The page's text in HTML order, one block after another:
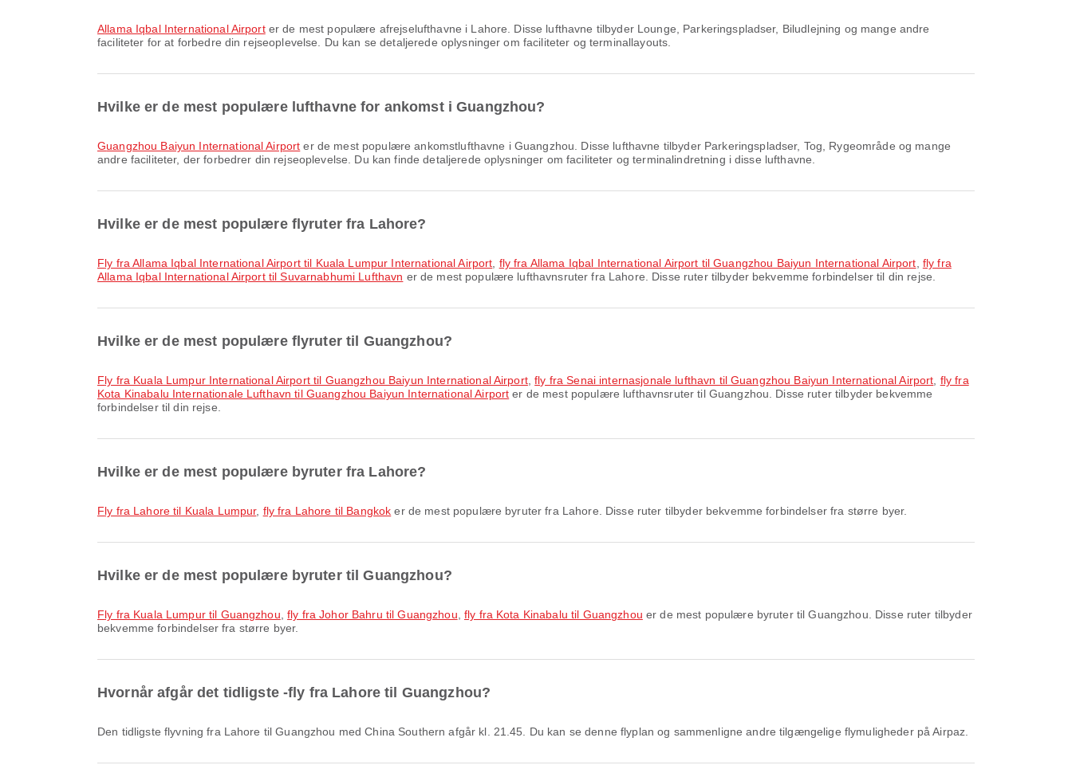
Allama Iqbal International Airporter de mest populære afrejselufthavne i Lahore. Disse lufthavne tilbyder Lounge, Parkeringspladser, Biludlejning og mange andre
faciliteter for at forbedre din rejseoplevelse. Du kan se detaljerede oplysninger om faciliteter og terminallayouts.
Hvilke er de mest populære lufthavne for ankomst i Guangzhou?
Guangzhou Baiyun International Airport er de mest populære ankomstlufthavne i Guangzhou. Disse lufthavne tilbyder Parkeringspladser, Tog, Rygeområde og mange
andre faciliteter, der forbedrer din rejseoplevelse. Du kan finde detaljerede oplysninger om faciliteter og terminalindretning i disse lufthavne.
Hvilke er de mest populære flyruter fra Lahore?
fly fra Allama Iqbal International Airport til Kuala Lumpur International Airport fly fra Allama Iqbal International Airport til Guangzhou Baiyun International Airport fly fra
Allama Iqbal International Airport til Suvarnabhumi Lufthavn er de mest populære lufthavnsruter fra Lahore. Disse ruter tilbyder bekvemme forbindelser til din rejse.
Hvilke er de mest populære flyruter til Guangzhou?
fly fra Kuala Lumpur International Airport til Guangzhou Baiyun International Airport,fly fra Senai internasjonale lufthavn til Guangzhou Baiyun International Airport fly fra
Kota Kinabalu Internationale Lufthavn til Guangzhou Baiyun International Airport er de mest populære lufthavnsruter til Guangzhou. Disse ruter tilbyder bekvemme
forbindelser til din rejse.
Hvilke er de mest populære byruter fra Lahore?
fly fra Lahore til Kuala Lumpur, fly fra Lahore til Bangkok er de mest populære byruter fra Lahore. Disse ruter tilbyder bekvemme forbindelser fra større byer.
Hvilke er de mest populære byruter til Guangzhou?
fly fra Kuala Lumpur til Guangzhou ,fly fra Johor Bahru til Guangzhou fly fra Kota Kinabalu til Guangzhou er de mest populære byruter til Guangzhou. Disse ruter tilbyder
bekvemme forbindelser fra større byer.
Hvornår afgår det tidligste -fly fra Lahore til Guangzhou?
Den tidligste flyvning fra Lahore til Guangzhou med China Southern afgår kl. 21.45. Du kan se denne flyplan og sammenligne andre tilgængelige flymuligheder på Airpaz.